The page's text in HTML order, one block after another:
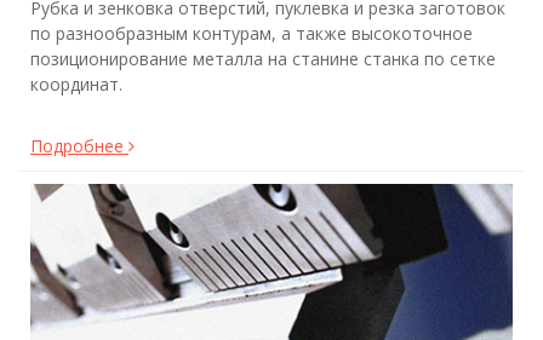
Рубка и зенковка отверстий, пуклевка и резка заготовок
по разнообразным контурам, а также высокоточное
позиционирование металла на станине станка по сетке
координат.
Подробнее